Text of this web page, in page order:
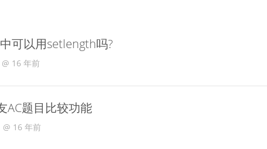
可以用setlength吗?
@ 16 年前
AC题目比较功能
@ 16 年前